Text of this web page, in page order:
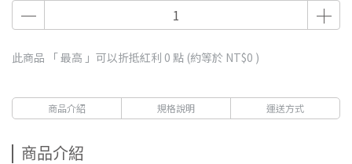
此商品 「 最高 」可以折抵紅利 0 點 (約等於 NT$0 )
商品介紹 規格說明 運送方式
商品介紹